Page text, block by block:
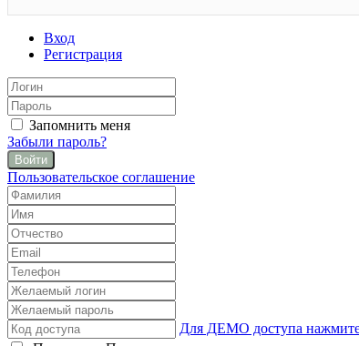
Вход
Регистрация
Запомнить меня
Забыли пароль?
Войти
Пользовательское соглашение
Для ДЕМО доступа